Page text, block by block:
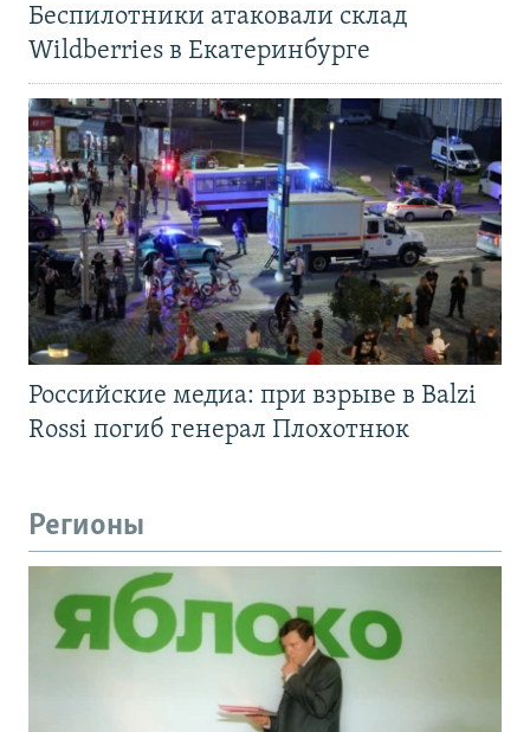
Беспилотники атаковали склад
Wildberries в Екатеринбурге
Российские медиа: при взрыве в Balzi
Rossi погиб генерал Плохотнюк
Регионы